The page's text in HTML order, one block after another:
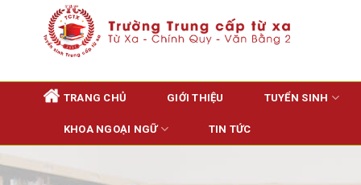
TRANG CHỦ GIỚI THIỆU TUYỂN SINH
KHOA NGOẠI NGỮ TIN TỨC